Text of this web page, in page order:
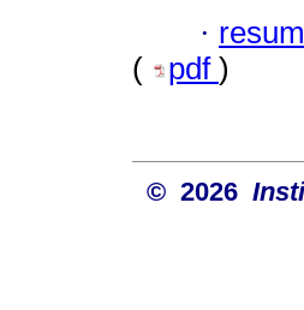
·
(
pdf )
© 2026